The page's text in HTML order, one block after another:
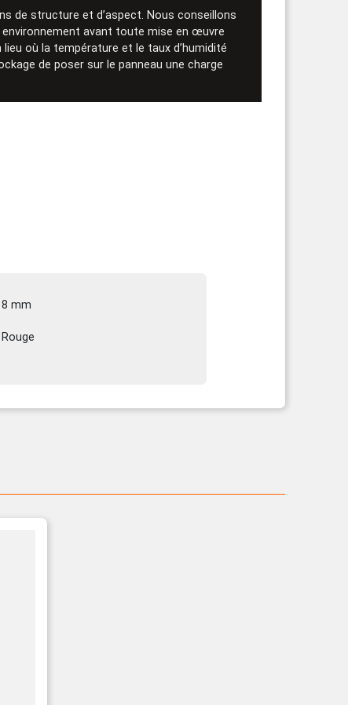
de structure et d’aspect. Nous conseillons
environnement avant toute mise en œuvre
où la température et le taux d’humidité
de poser sur le panneau une charge
8 mm
Rouge